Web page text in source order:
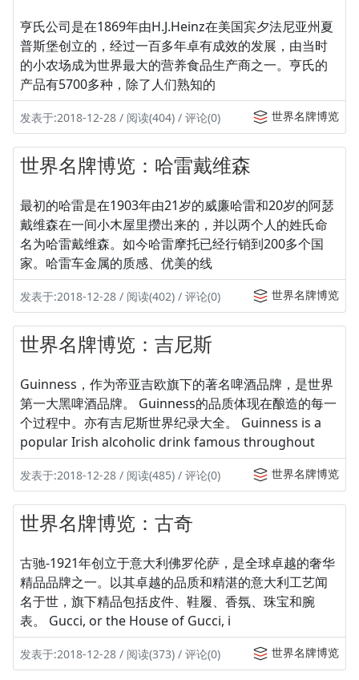
亨氏公司是在1869年由H.J.Heinz在美国宾夕法尼亚州夏
普斯堡创立的，经过一百多年卓有成效的发展，由当时
的小农场成为世界最大的营养食品生产商之一。亨氏的
产品有5700多种，除了人们熟知的
发表于:2018-12-28 / 阅读(404) / 评论(0) 世界名牌博览
世界名牌博览：哈雷戴维森
最初的哈雷是在1903年由21岁的威廉哈雷和20岁的阿瑟
戴维森在一间小木屋里攒出来的，并以两个人的姓氏命
名为哈雷戴维森。如今哈雷摩托已经行销到200多个国
家。哈雷车金属的质感、优美的线
发表于:2018-12-28 / 阅读(402) / 评论(0) 世界名牌博览
世界名牌博览：吉尼斯
Guinness，作为帝亚吉欧旗下的著名啤酒品牌，是世界
第一大黑啤酒品牌。 Guinness的品质体现在酿造的每一
个过程中。亦有吉尼斯世界纪录大全。 Guinness is a
popular Irish alcoholic drink famous throughout
发表于:2018-12-28 / 阅读(485) / 评论(0) 世界名牌博览
世界名牌博览：古奇
古驰-1921年创立于意大利佛罗伦萨，是全球卓越的奢华
精品品牌之一。以其卓越的品质和精湛的意大利工艺闻
名于世，旗下精品包括皮件、鞋履、香氛、珠宝和腕
表。 Gucci, or the House of Gucci, i
发表于:2018-12-28 / 阅读(373) / 评论(0) 世界名牌博览